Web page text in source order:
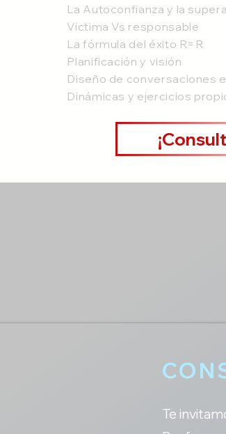
La Autoconfianza y la
Victima Vs responsable
La fórmula del éxito R=R
Planificación y visión
Diseño de conversaciones
Dinámicas y ejercicios
Te